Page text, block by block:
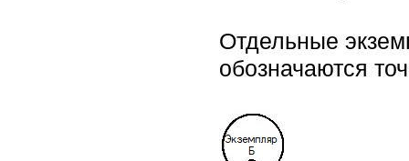
Отдельные
обозначаются